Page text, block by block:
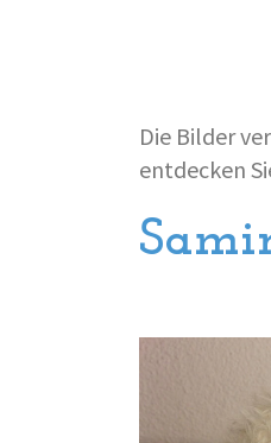
Die Bilder
entdecken